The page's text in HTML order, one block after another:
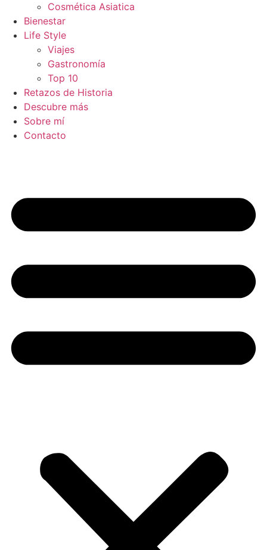
Cosmética Asiatica
Bienestar
Life Style
Viajes
Gastronomía
Top 10
Retazos de Historia
Descubre más
Sobre mí
Contacto